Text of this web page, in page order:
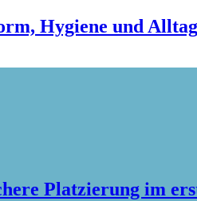
Hygiene und Alltag
Platzierung im